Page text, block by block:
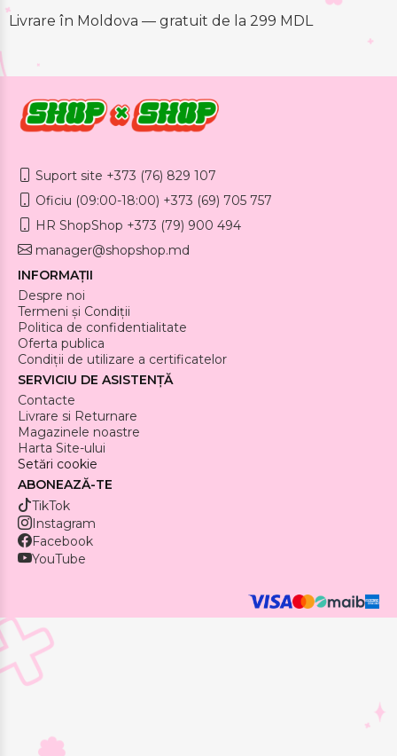
Livrare în Moldova — gratuit de la 299 MDL
Suport site +373 (76) 829 107
Oficiu (09:00-18:00) +373 (69) 705 757
HR ShopShop +373 (79) 900 494
manager@shopshop.md
INFORMAȚII
Despre noi
Termeni și Condiții
Politica de confidentialitate
Oferta publica
Condiții de utilizare a certificatelor
SERVICIU DE ASISTENȚĂ
Contacte
Livrare si Returnare
Magazinele noastre
Harta Site-ului
Setări cookie
ABONEAZĂ-TE
TikTok
Instagram
Facebook
YouTube